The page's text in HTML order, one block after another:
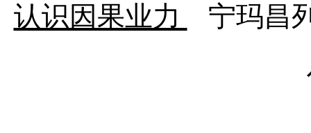
认识因果业力
宁玛昌